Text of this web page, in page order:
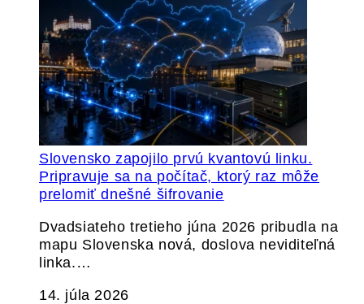
Slovensko zapojilo prvú kvantovú linku.
Pripravuje sa na počítač, ktorý raz môže
prelomiť dnešné šifrovanie
Dvadsiateho tretieho júna 2026 pribudla na
mapu Slovenska nová, doslova neviditeľná
linka.…
14. júla 2026